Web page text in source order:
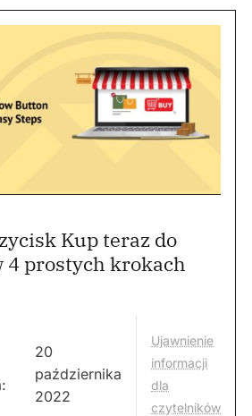
Kup teraz do
4 prostych krokach
20
października
2022
Ujawnienie
informacji
dla
czytelników